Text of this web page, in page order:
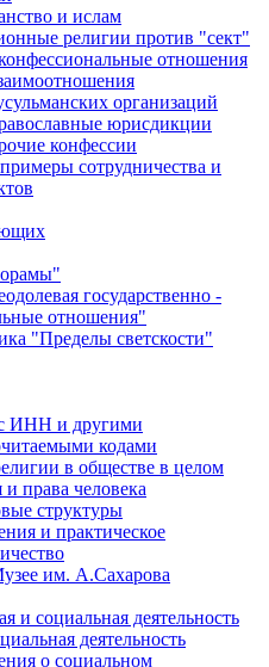
и ислам
религии против "сект"
отношения
организаций
юрисдикции
конфессии
сотрудничества и
государственно -
отношения"
"Пределы светскости"
ИНН и другими
кодами
в обществе в целом
и права человека
структуры
и практическое
им. А.Сахарова
и социальная деятельность
деятельность
о социальном